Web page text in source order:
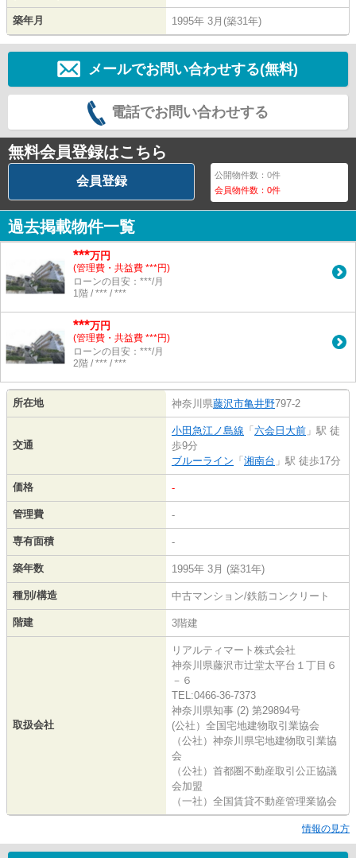
築年月 1995年 3月(築31年)
メールでお問い合わせする(無料)
電話でお問い合わせする
無料会員登録はこちら
会員登録 公開物件数：0件
会員物件数：0件
過去掲載物件一覧
***万円
(管理費・共益費 ***円)
ローンの目安：***/月
1階 / *** / ***
***万円
(管理費・共益費 ***円)
ローンの目安：***/月
2階 / *** / ***
所在地 神奈川県藤沢市亀井野797-2
交通
小田急江ノ島線 「 六会日大前 」駅 徒
歩9分
ブルーライン 「 湘南台 」駅 徒歩17分
価格 -
管理費 -
専有面積 -
築年数 1995年 3月 (築31年)
種別/構造 中古マンション/鉄筋コンクリート
階建 3階建
取扱会社
リアルティマート株式会社
神奈川県藤沢市辻堂太平台１丁目６
－６
TEL:0466-36-7373
神奈川県知事 (2) 第29894号
(公社）全国宅地建物取引業協会
（公社）神奈川県宅地建物取引業協
会
（公社）首都圏不動産取引公正協議
会加盟
（一社）全国賃貸不動産管理業協会
情報の見方